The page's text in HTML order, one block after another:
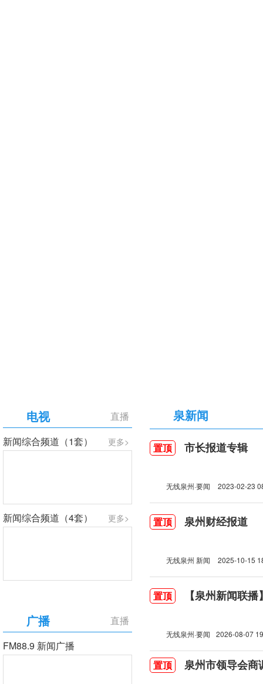
直播
电视
更多>
新闻综合频道（1套）
更多>
新闻综合频道（4套）
直播
广播
FM88.9 新闻广播
泉新闻
置顶 市长报道专辑
无线泉州·要闻 2023-02-23
置顶 泉州财经报道
无线泉州 新闻 2025-10-15
置顶 【泉州新闻联
无线泉州·要闻 2026-08-07
置顶 泉州市领导会商